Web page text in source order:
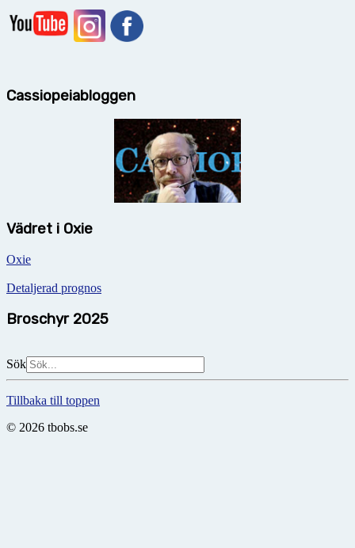
Cassiopeiabloggen
Vädret i Oxie
Oxie
Detaljerad prognos
Broschyr 2025
Sök
Tillbaka till toppen
© 2026 tbobs.se